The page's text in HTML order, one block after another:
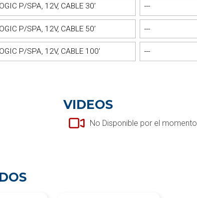
P/SPA, 12V, CABLE 30’ ---
P/SPA, 12V, CABLE 50’ ---
P/SPA, 12V, CABLE 100’ ---
VIDEOS
No Disponible por el momento